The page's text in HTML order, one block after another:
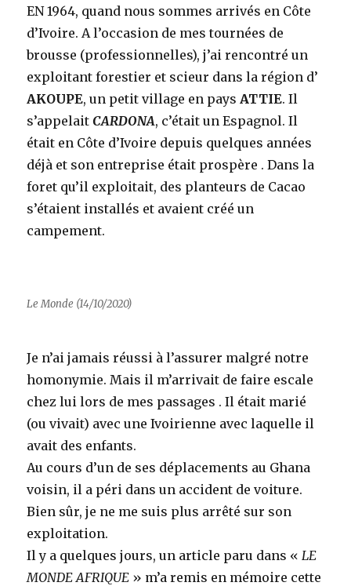
EN 1964, quand nous sommes arrivés en Côte
d’Ivoire. A l’occasion de mes tournées de
brousse (professionnelles), j’ai rencontré un
exploitant forestier et scieur dans la région d’
AKOUPE, un petit village en pays ATTIE. Il
s’appelaitCARDONA, c’était un Espagnol. Il
était en Côte d’Ivoire depuis quelques années
déjà et son entreprise était prospère . Dans la
foret qu’il exploitait, des planteurs de Cacao
s’étaient installés et avaient créé un
campement.
Le Monde (14/10/2020)
Je n’ai jamais réussi à l’assurer malgré notre
homonymie. Mais il m’arrivait de faire escale
chez lui lors de mes passages . Il était marié
(ou vivait) avec une Ivoirienne avec laquelle il
avait des enfants.
Au cours d’un de ses déplacements au Ghana
voisin, il a péri dans un accident de voiture.
Bien sûr, je ne me suis plus arrêté sur son
exploitation.
Il y a quelques jours, un article paru dans «LE
MONDE AFRIQUE » m’a remis en mémoire cette